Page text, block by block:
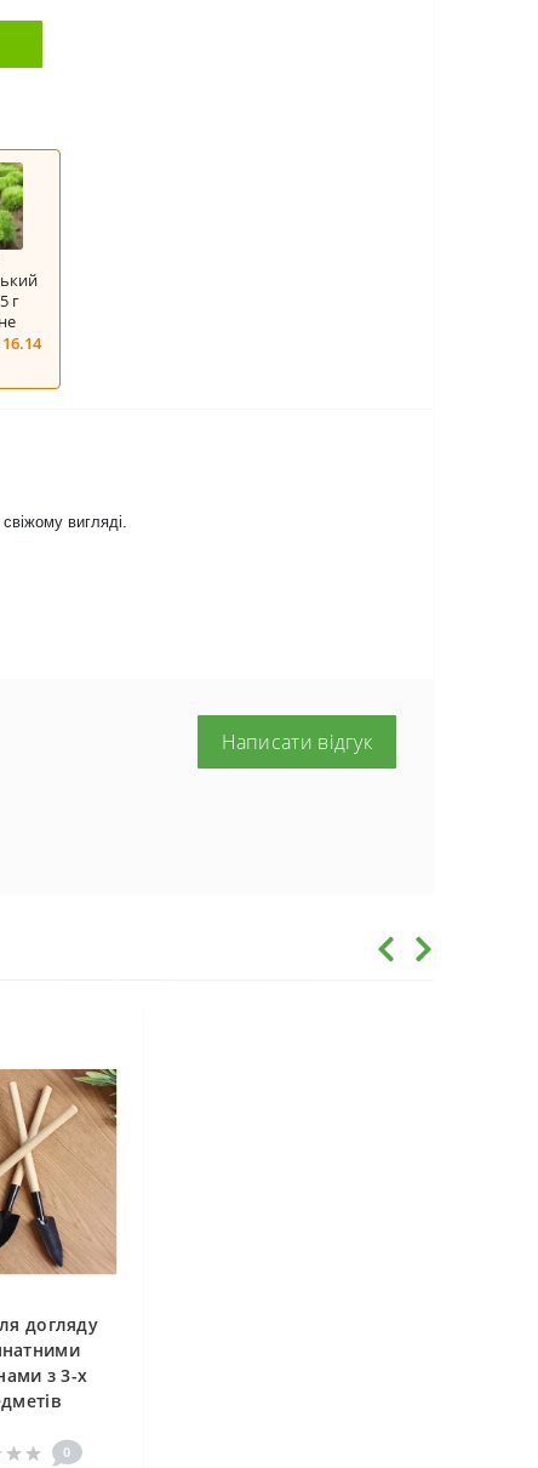
г
16.14
вигляді.
Написати відгук
догляду
з 3-х
0